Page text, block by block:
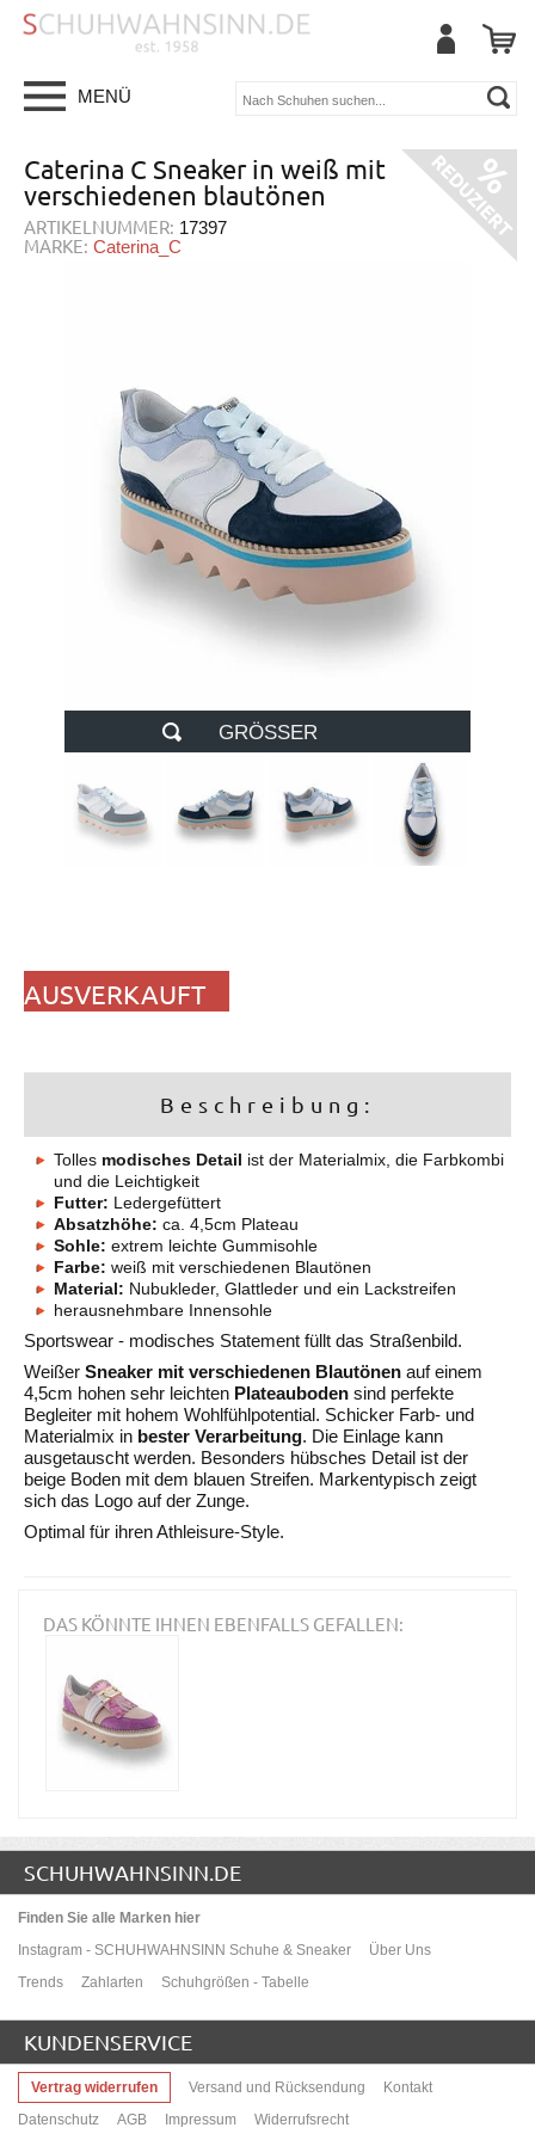
MENÜ
Caterina C Sneaker in weiß mit
verschiedenen blautönen
ARTIKELNUMMER: 17397
MARKE: Caterina_C
GRÖSSER
AUSVERKAUFT
Beschreibung:
Tolles modisches Detail ist der Materialmix, die Farbkombi
und die Leichtigkeit
Futter: Ledergefüttert
Absatzhöhe: ca. 4,5cm Plateau
Sohle: extrem leichte Gummisohle
Farbe: weiß mit verschiedenen Blautönen
Material: Nubukleder, Glattleder und ein Lackstreifen
herausnehmbare Innensohle
Sportswear - modisches Statement füllt das Straßenbild.
Weißer Sneaker mit verschiedenen Blautönen auf einem
4,5cm hohen sehr leichten Plateauboden sind perfekte
Begleiter mit hohem Wohlfühlpotential. Schicker Farb- und
Materialmix in bester Verarbeitung. Die Einlage kann
ausgetauscht werden. Besonders hübsches Detail ist der
beige Boden mit dem blauen Streifen. Markentypisch zeigt
sich das Logo auf der Zunge.
Optimal für ihren Athleisure-Style.
DAS KÖNNTE IHNEN EBENFALLS GEFALLEN:
SCHUHWAHNSINN.DE
Finden Sie alle Marken hier
Instagram - SCHUHWAHNSINN Schuhe & Sneaker
Über Uns
Trends
Zahlarten Schuhgrößen - Tabelle
KUNDENSERVICE
Vertrag widerrufen Versand und Rücksendung
Kontakt
Datenschutz
AGB Impressum Widerrufsrecht